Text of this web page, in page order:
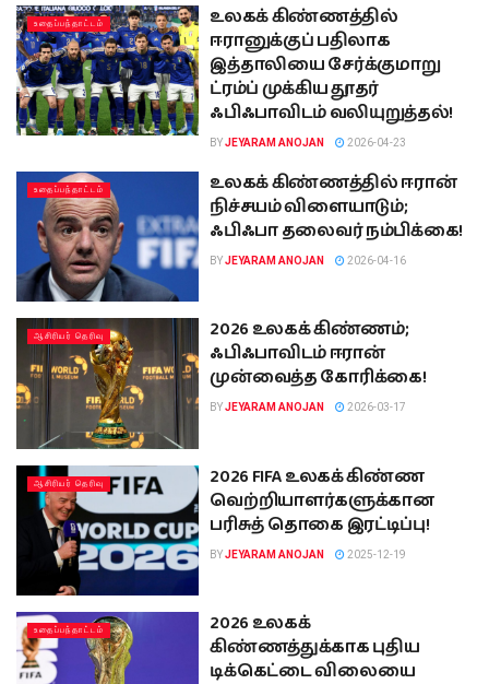
உதைப்பந்தாட்டம்
உலகக் கிண்ணத்தில்
ஈரானுக்குப் பதிலாக
இத்தாலியை சேர்க்குமாறு
ட்ரம்ப் முக்கிய தூதர்
ஃபிஃபாவிடம் வலியுறுத்தல்!
BYJEYARAM ANOJAN 2026-04-23
உதைப்பந்தாட்டம்
உலகக் கிண்ணத்தில் ஈரான்
நிச்சயம் விளையாடும்;
ஃபிஃபா தலைவர் நம்பிக்கை!
BYJEYARAM ANOJAN 2026-04-16
ஆசிரியர் தெரிவு
2026 உலகக் கிண்ணம்;
ஃபிஃபாவிடம் ஈரான்
முன்வைத்த கோரிக்கை!
BYJEYARAM ANOJAN 2026-03-17
ஆசிரியர் தெரிவு
2026 FIFA உலகக் கிண்ண
வெற்றியாளர்களுக்கான
பரிசுத் தொகை இரட்டிப்பு!
BYJEYARAM ANOJAN 2025-12-19
உதைப்பந்தாட்டம்
2026 உலகக்
கிண்ணத்துக்காக புதிய
டிக்கெட்டை விலையை